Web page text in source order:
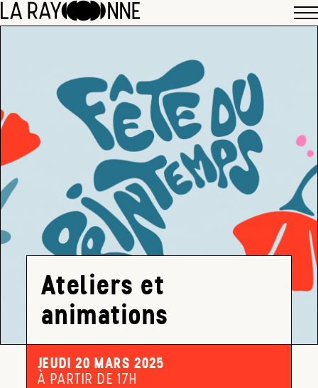
Ateliers et
animations
JEUDI 20 MARS 2025
À PARTIR DE 17H